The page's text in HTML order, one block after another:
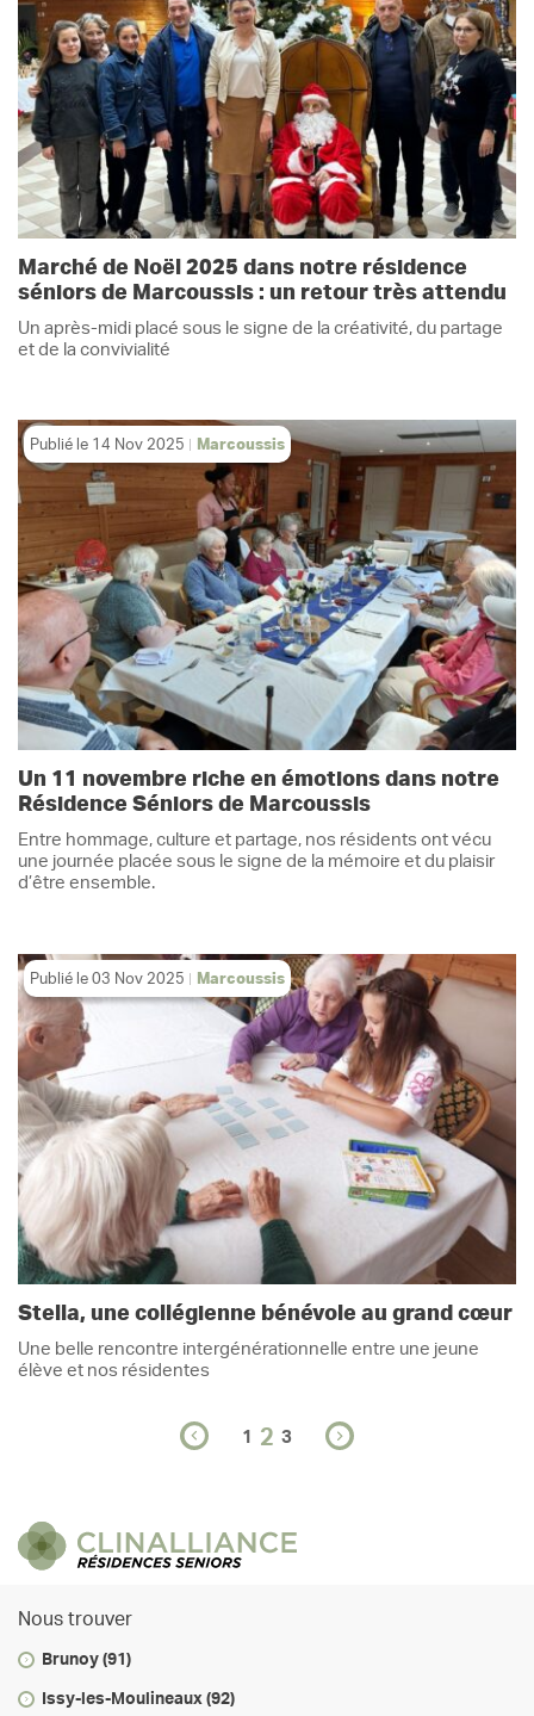
Marché de Noël 2025 dans notre résidence
séniors de Marcoussis : un retour très attendu
Un après-midi placé sous le signe de la créativité, du partage
et de la convivialité
Publié le 14 Nov 2025 Marcoussis
Un 11 novembre riche en émotions dans notre
Résidence Séniors de Marcoussis
Entre hommage, culture et partage, nos résidents ont vécu
une journée placée sous le signe de la mémoire et du plaisir
d’être ensemble.
Publié le 03 Nov 2025 Marcoussis
Stella, une collégienne bénévole au grand cœur
Une belle rencontre intergénérationnelle entre une jeune
élève et nos résidentes
1 2 3
Nous trouver
Brunoy (91)
Issy-les-Moulineaux (92)